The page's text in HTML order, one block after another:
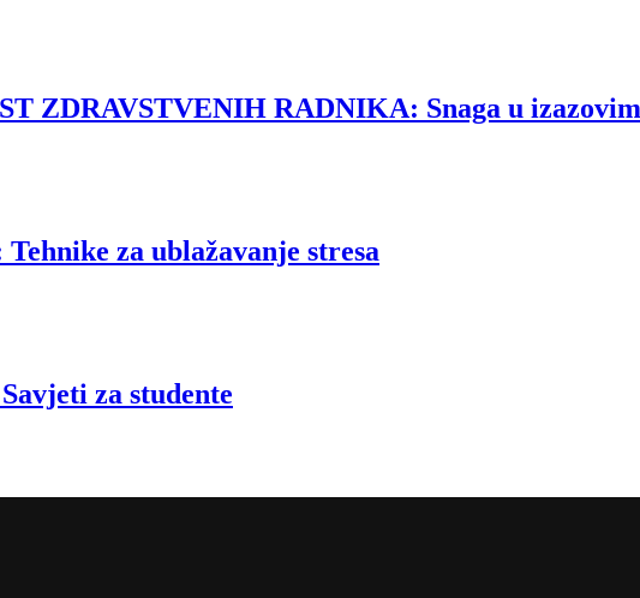
ZDRAVSTVENIH RADNIKA: Snaga u
za ublažavanje stresa
za studente